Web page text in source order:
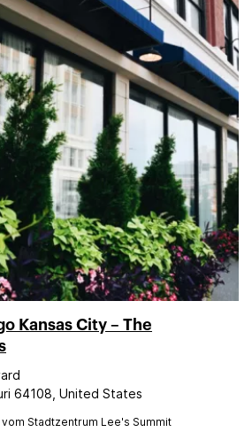
Kansas City – The
64108, United States
vom Stadtzentrum Lee's Summit